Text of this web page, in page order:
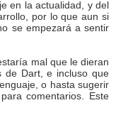
en la actualidad, y del
por lo que aun si
se empezará a sentir
mal que le dieran
de Dart, e incluso que
o hasta sugerir
comentarios. Este